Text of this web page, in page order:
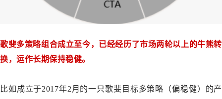
歌斐多策略组合成立至今，已经经历了市场两轮以上的牛熊转
换，运作长期保持稳健。
比如成立于2017年2月的一只歌斐目标多策略（偏稳健）的产